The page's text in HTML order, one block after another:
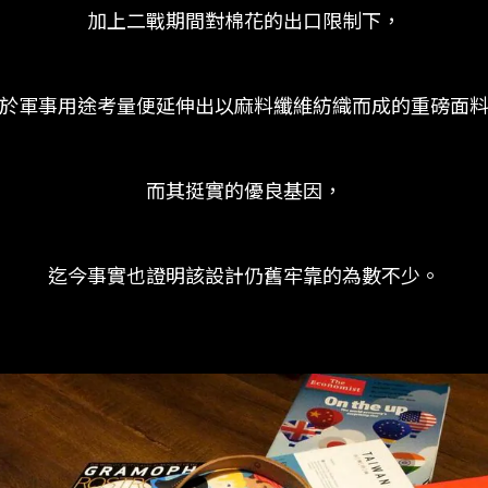
加上二戰期間對棉花的出口限制下，
軍事用途考量便延伸出以麻料纖維紡織而成的重磅面
而其挺實的優良基因，
迄今事實也證明該設計仍舊牢靠的為數不少。